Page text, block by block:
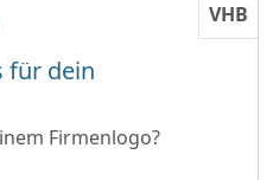
VHB
für dein
Firmenlogo?